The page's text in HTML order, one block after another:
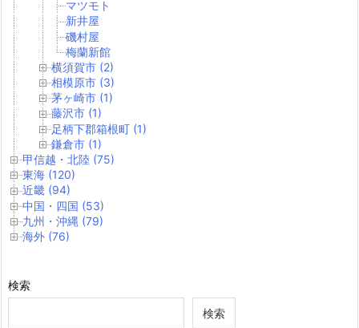
マツモト
新井屋
磯村屋
梅蘭新館
横須賀市 (2)
相模原市 (3)
茅ヶ崎市 (1)
藤沢市 (1)
足柄下郡箱根町 (1)
鎌倉市 (1)
甲信越・北陸 (75)
東海 (120)
近畿 (94)
中国・四国 (53)
九州・沖縄 (79)
海外 (76)
検索
検索